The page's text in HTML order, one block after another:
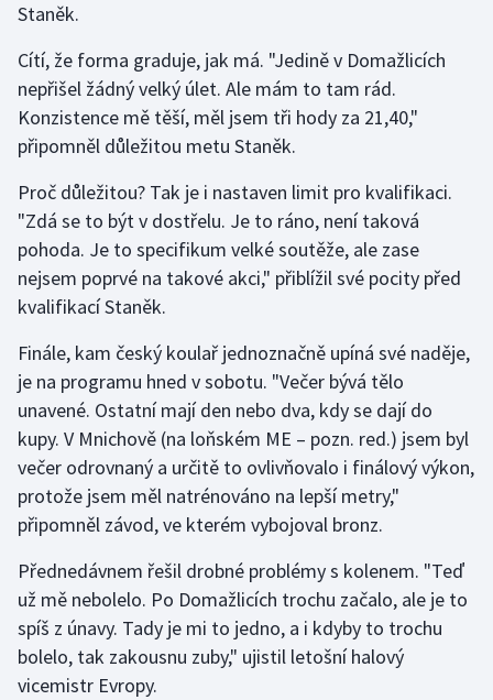
Stolní tenis
Triatlon
Veslování
Volejbal
Ostatní
Staněk.
Cítí, že forma graduje, jak má. "Jedině v Domažlicích
nepřišel žádný velký úlet. Ale mám to tam rád.
Konzistence mě těší, měl jsem tři hody za 21,40,"
připomněl důležitou metu Staněk.
Proč důležitou? Tak je i nastaven limit pro kvalifikaci.
"Zdá se to být v dostřelu. Je to ráno, není taková
pohoda. Je to specifikum velké soutěže, ale zase
nejsem poprvé na takové akci," přiblížil své pocity před
kvalifikací Staněk.
Finále, kam český koulař jednoznačně upíná své naděje,
je na programu hned v sobotu. "Večer bývá tělo
unavené. Ostatní mají den nebo dva, kdy se dají do
kupy. V Mnichově (na loňském ME – pozn. red.) jsem byl
večer odrovnaný a určitě to ovlivňovalo i finálový výkon,
protože jsem měl natrénováno na lepší metry,"
připomněl závod, ve kterém vybojoval bronz.
Přednedávnem řešil drobné problémy s kolenem. "Teď
už mě nebolelo. Po Domažlicích trochu začalo, ale je to
spíš z únavy. Tady je mi to jedno, a i kdyby to trochu
bolelo, tak zakousnu zuby," ujistil letošní halový
vicemistr Evropy.